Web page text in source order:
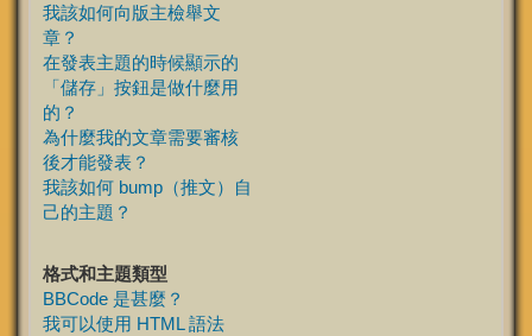
我該如何向版主檢舉文
章？
在發表主題的時候顯示的
「儲存」按鈕是做什麼用
的？
為什麼我的文章需要審核
後才能發表？
我該如何 bump（推文）自
己的主題？
格式和主題類型
BBCode 是甚麼？
我可以使用 HTML 語法